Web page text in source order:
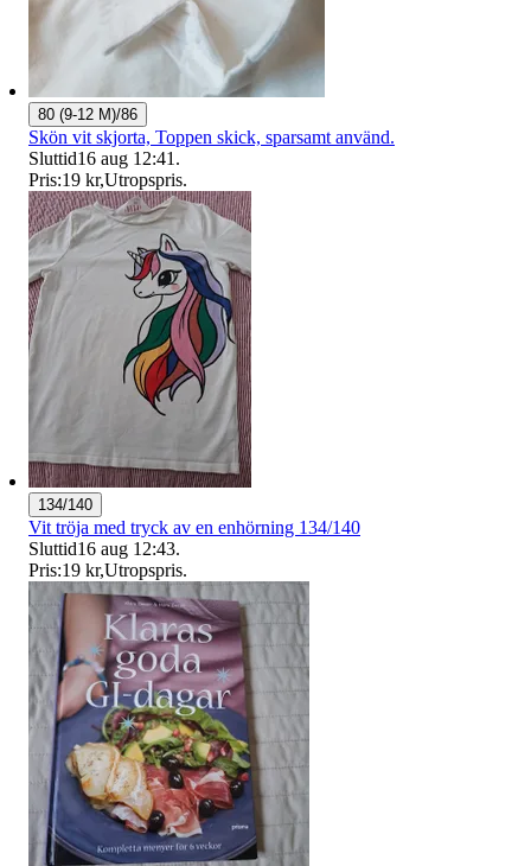
80 (9-12 M)/86
Skön vit skjorta, Toppen skick, sparsamt använd.
Sluttid16 aug 12:41 .
Pris:19 kr,Utropspris.
134/140
Vit tröja med tryck av en enhörning 134/140
Sluttid16 aug 12:43.
Pris:19 kr,Utropspris.